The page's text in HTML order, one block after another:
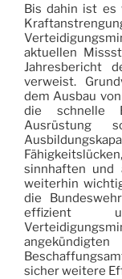
Bis dahin ist es
aktuellen
Jahresbericht
verweist.
dem Ausbau
die schnelle
Ausrüstung
sinnhaften und
weiterhin
die
effizient
sicher weitere